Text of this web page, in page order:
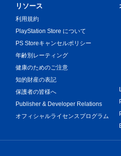
リソース
利用規約
PlayStation Store について
PS Storeキャンセルポリシー
年齢別レーティング
健康のためのご注意
知的財産の表記
保護者の皆様へ
Publisher & Developer Relations
オフィシャルライセンスプログラム